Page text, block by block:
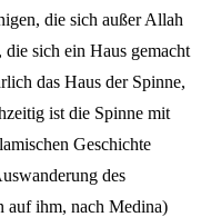
die sich außer Allah
sich ein Haus gemacht
das Haus der Spinne,
ist die Spinne mit
Geschichte
des
auf ihm, nach Medina)